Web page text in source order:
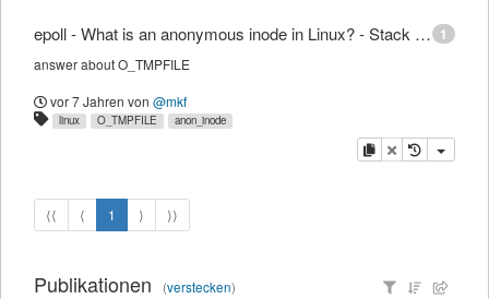
1
epoll - What is an anonymous inode in Linux? - Stack Overflow
answer about O_TMPFILE
vor 7 Jahren von @mkf
linux O_TMPFILE anon_inode
Kopieren
Löschen
⟨⟨ ⟨ 1 ⟩ ⟩⟩
Publikationen (verstecken)